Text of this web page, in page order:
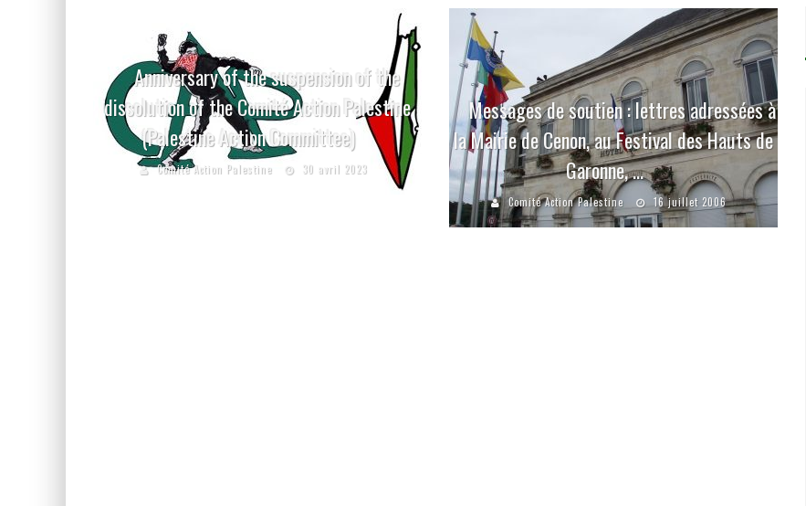
Anniversary of the suspension of the
dissolution of the Comité Action Palestine
(Palestine Action Committee)
Comité Action Palestine 30 avril 2023
Messages de soutien : lettres adressées à
la Mairie de Cenon, au Festival des Hauts de
Garonne, …
Comité Action Palestine 16 juillet 2006